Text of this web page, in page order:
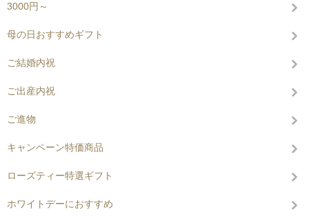
3000円～
母の日おすすめギフト
ご結婚内祝
ご出産内祝
ご進物
キャンペーン特価商品
ローズティー特選ギフト
ホワイトデーにおすすめ